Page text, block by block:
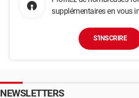
supplémentaires en vous
S'INSCRIRE
NEWSLETTERS